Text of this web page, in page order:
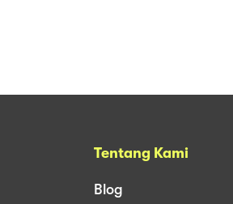
Tentang Kami
Blog